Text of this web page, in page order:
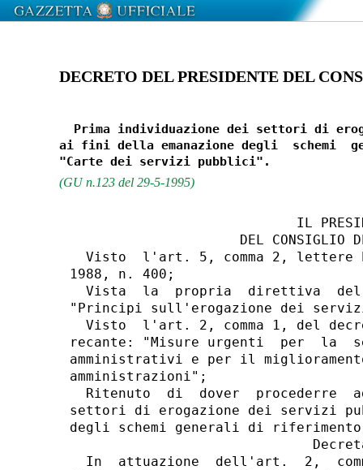
DECRETO DEL PRESIDENTE DEL
Prima individuazione dei settori di
ai fini della emanazione degli  schemi
(GU n.123 del 29-5-1995)
IL
DEL CONSIGLIO
Visto  l'art. 5, comma 2, lettere
1988, n. 400;
Vista  la  propria  direttiva
"Principi sull'erogazione dei
Visto  l'art. 2, comma 1, del
recante: "Misure urgenti  per  la
amministrativi e per il
amministrazioni";
Ritenuto  di  dover  procederre
settori di erogazione dei servizi
degli schemi generali di
In  attuazione  dell'art.  2,